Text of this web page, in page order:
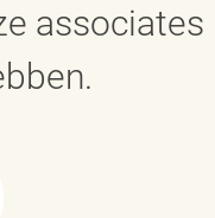
associates